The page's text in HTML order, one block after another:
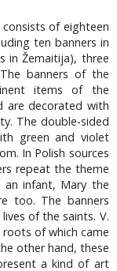
consists of eighteen
ten banners in
in Žemaitija), three
banners of the
items of the
are decorated with
The double-sided
green and violet
In Polish sources
repeat the theme
infant, Mary the
too. The banners
of the saints. V.
roots of which came
other hand, these
a kind of art